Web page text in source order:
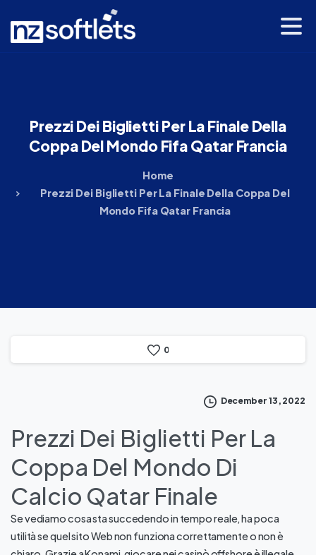
PrezziDeiBigliettiPer LaFinaleDella
CoppaDelMondoFifaQatarFrancia
Home
Prezzi Dei Biglietti Per La Finale Della Coppa Del
Mondo Fifa Qatar Francia
0
December 13, 2022
Prezzi Dei Biglietti Per La
Coppa Del Mondo Di
Calcio Qatar Finale
Se vediamo cosa sta succedendo in tempo reale, ha poca
utilità se quel sito Web non funziona correttamente o non è